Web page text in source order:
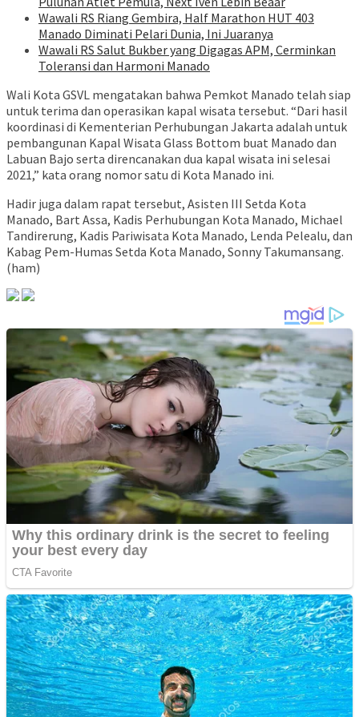
Wawali RS Riang Gembira, Half Marathon HUT 403
Manado Diminati Pelari Dunia, Ini Juaranya
Wawali RS Salut Bukber yang Digagas APM, Cerminkan
Toleransi dan Harmoni Manado
Wali Kota GSVL mengatakan bahwa Pemkot Manado telah siap
untuk terima dan operasikan kapal wisata tersebut. “Dari hasil
koordinasi di Kementerian Perhubungan Jakarta adalah untuk
pembangunan Kapal Wisata Glass Bottom buat Manado dan
Labuan Bajo serta direncanakan dua kapal wisata ini selesai
2021,” kata orang nomor satu di Kota Manado ini.
Hadir juga dalam rapat tersebut, Asisten III Setda Kota
Manado, Bart Assa, Kadis Perhubungan Kota Manado, Michael
Tandirerung, Kadis Pariwisata Kota Manado, Lenda Pelealu, dan
Kabag Pem-Humas Setda Kota Manado, Sonny Takumansang.
(ham)